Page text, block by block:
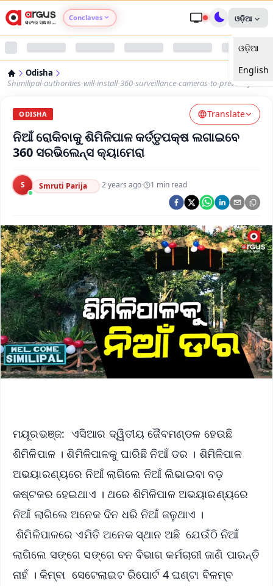
Conclaves
Argus Nari Shakti
Argus Health Connect
Argus Swaad Odisha
Argus Chalo Dekhein Apna Desh
ଓଡ଼ିଆ
ଓଡ଼ିଆ
English
Odisha
Shimilipal-authorities-will-install-360-surveillance-cameras-to-prevent-fire
ODISHA Translate
ନିଆଁ ରୋକିବାକୁ ଶିମିଳିପାଳ କର୍ତ୍ତୃପକ୍ଷ ଲଗାଇବେ
360 ସରଭିଲେନ୍ସ କ୍ୟାମେରା
S Smruti Parija ·2 years ago· 1 min read
ମୟୂରଭଞ୍ଜ: ଏସିଆର ଦ୍ୱିତୀୟ ଜୈବମଣ୍ଡଳ ହେଉଛି
ଶିମିଳିପାଳ । ଶିମିଳିପାଳକୁ ଘାରିଛି ନିଆଁ ଡର । ଶିମିଳିପାଳ
ଅଭୟାରଣ୍ୟରେ ନିଆଁ ଲାଗିଲେ ନିଆଁ ଲିଭାଇବା ବଡ଼
କଷ୍ଟକର ହେଇଥାଏ । ଥରେ ଶିମିଳିପାଳ ଅଭୟାରଣ୍ୟରେ
ନିଆଁ ଲାଗିଲେ ଅନେକ ଦିନ ଧରି ନିଆଁ ଜଳୁଥାଏ ।
ଶିମିଳିପାଳରେ ଏମିତି ଅନେକ ସ୍ଥାନ ଅଛି ଯେଉଁଠି ନିଆଁ
ଲାଗିଲେ ସଙ୍ଗେ ସଙ୍ଗେ ବନ ବିଭାଗ କର୍ମଚାରୀ ଜାଣି ପାରନ୍ତି
ନାହଁ । କିମ୍ବା ସେଟେଲାଇଟ ରିପୋର୍ଟ 4 ଘଣ୍ଟା ବିଳମ୍ବ